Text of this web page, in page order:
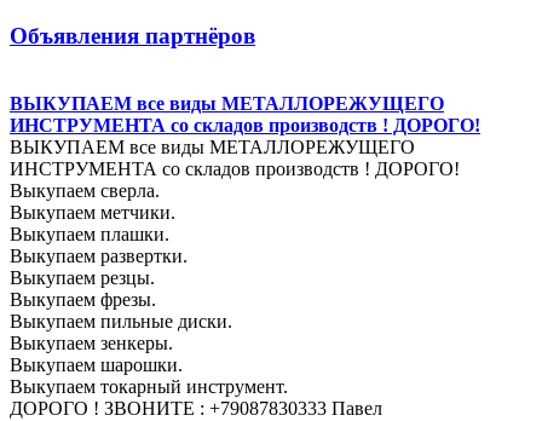
Объявления партнёров
ВЫКУПАЕМ все виды МЕТАЛЛОРЕЖУЩЕГО
ИНСТРУМЕНТА со складов производств ! ДОРОГО!
ВЫКУПАЕМ все виды МЕТАЛЛОРЕЖУЩЕГО
ИНСТРУМЕНТА со складов производств ! ДОРОГО!
Выкупаем сверла.
Выкупаем метчики.
Выкупаем плашки.
Выкупаем развертки.
Выкупаем резцы.
Выкупаем фрезы.
Выкупаем пильные диски.
Выкупаем зенкеры.
Выкупаем шарошки.
Выкупаем токарный инструмент.
ДОРОГО ! ЗВОНИТЕ : +79087830333 Павел